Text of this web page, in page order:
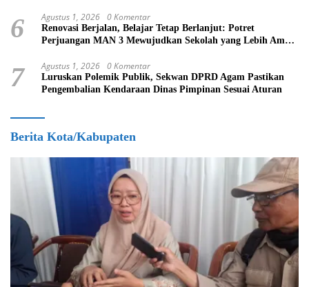
6 Agustus 1, 2026 0 Komentar
Renovasi Berjalan, Belajar Tetap Berlanjut: Potret
Perjuangan MAN 3 Mewujudkan Sekolah yang Lebih Aman
7 Agustus 1, 2026 0 Komentar
Luruskan Polemik Publik, Sekwan DPRD Agam Pastikan
Pengembalian Kendaraan Dinas Pimpinan Sesuai Aturan
Berita Kota/Kabupaten